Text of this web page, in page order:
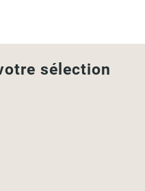
sélection